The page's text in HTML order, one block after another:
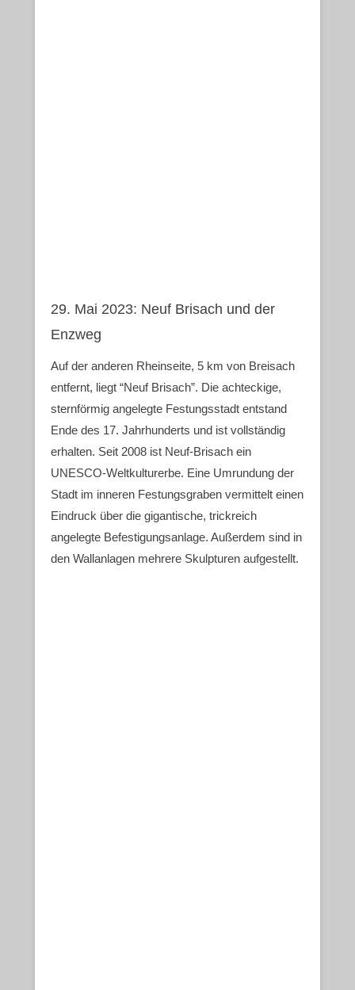
29. Mai 2023: Neuf Brisach und der
Enzweg
Auf der anderen Rheinseite, 5 km von Breisach
entfernt, liegt “Neuf Brisach”. Die achteckige,
sternförmig angelegte Festungsstadt entstand
Ende des 17. Jahrhunderts und ist vollständig
erhalten. Seit 2008 ist Neuf-Brisach ein
UNESCO-Weltkulturerbe. Eine Umrundung der
Stadt im inneren Festungsgraben vermittelt einen
Eindruck über die gigantische, trickreich
angelegte Befestigungsanlage. Außerdem sind in
den Wallanlagen mehrere Skulpturen aufgestellt.